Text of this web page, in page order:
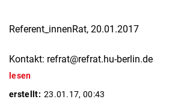
Referent_innenRat, 20.01.2017
Kontakt: refrat@refrat.hu-berlin.de
lesen
erstellt: 23.01.17, 00:43